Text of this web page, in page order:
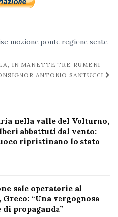
mozione ponte regione sente
IN MANETTE TRE RUMENI
ANTONIO SANTUCCI
nella valle del Volturno,
abbattuti dal vento:
ripristinano lo stato
sale operatorie al
Greco: “Una vergognosa
di propaganda”